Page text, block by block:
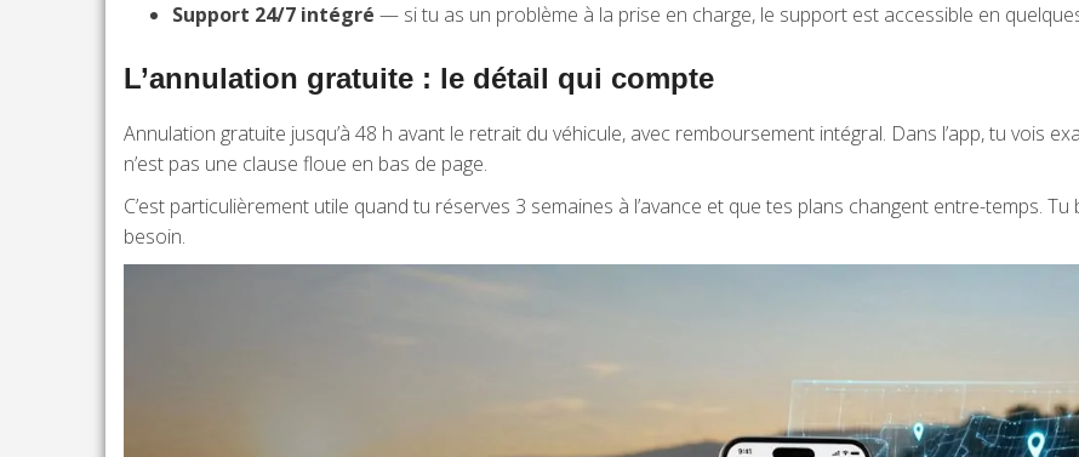
Support 24/7 intégré — si tu as un problème à la prise en charge, le support est accessible en
L’annulation gratuite : le détail qui compte
Annulation gratuite jusqu’à 48 h avant le retrait du véhicule, avec remboursement intégral. Dans l’app, tu vois
n’est pas une clause floue en bas de page.
C’est particulièrement utile quand tu réserves 3 semaines à l’avance et que tes plans changent entre-temps.
besoin.